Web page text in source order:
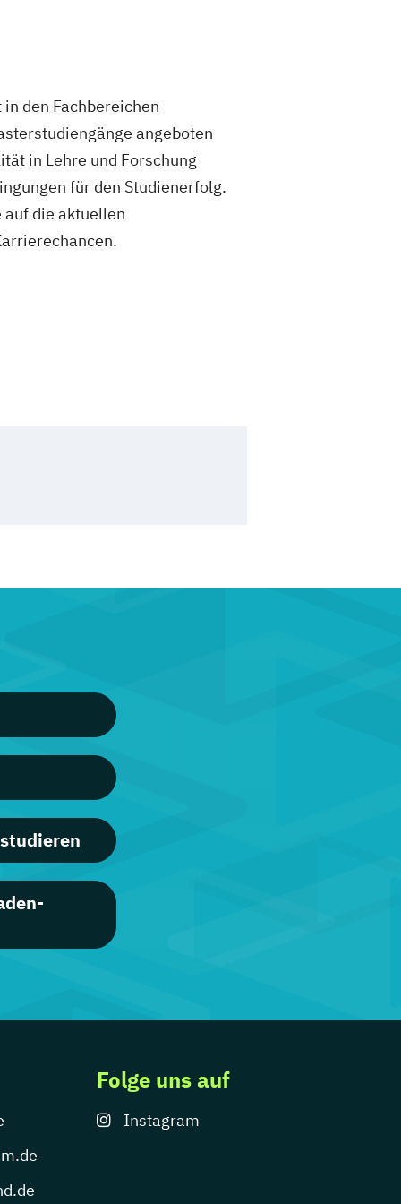
den Fachbereichen
angeboten
in Lehre und Forschung
für den Studienerfolg.
auf die aktuellen
Folge uns auf
Instagram